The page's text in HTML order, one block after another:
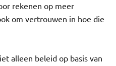
rekenen op meer
om vertrouwen in hoe die
alleen beleid op basis van